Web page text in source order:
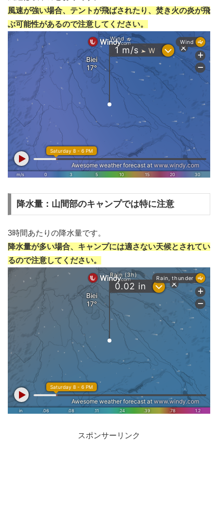
風速が強い場合、テントが飛ばされたり、焚き火の炎が飛
ぶ可能性があるので注意してください。
降水量：山間部のキャンプでは特に注意
3時間あたりの降水量です。
降水量が多い場合、キャンプには適さない天候とされてい
るので注意してください。
スポンサーリンク